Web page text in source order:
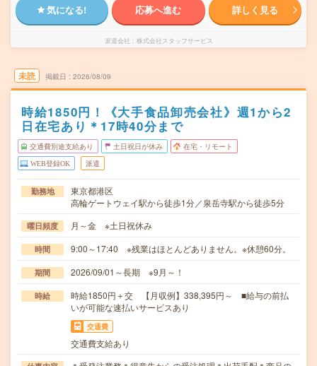
気になる! 応募へ進む 詳しく見る
派遣会社 株式会社スタッフサービス
未読 掲載日 2026/08/09
時給1850円！《大手食品卸売会社》週1から2
日在宅あり＊17時40分まで
交通費別途支給あり 土日祝日が休み 在宅・リモート
WEB登録OK 派遣
勤務地
東京都港区
高輪ゲートウェイ駅から徒歩1分／泉岳寺駅から徒歩5分
曜日頻度 月～金 ※土日祝休み
時間 9:00～17:40 ※残業はほとんどありません。※休憩60分。
期間 2026/09/01～長期 ※9月～！
時給
時給1850円＋交 【月収例】338,395円～ ■給与の前払
いが可能な速払いサービスあり
交通費
交通費支給あり